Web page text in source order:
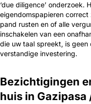
‘due diligence’
eigendomspapieren
pand rusten en of alle
inschakelen van een
die uw taal spreekt, is
verstandige investering.
Bezichtigingen
huis in Gazipasa